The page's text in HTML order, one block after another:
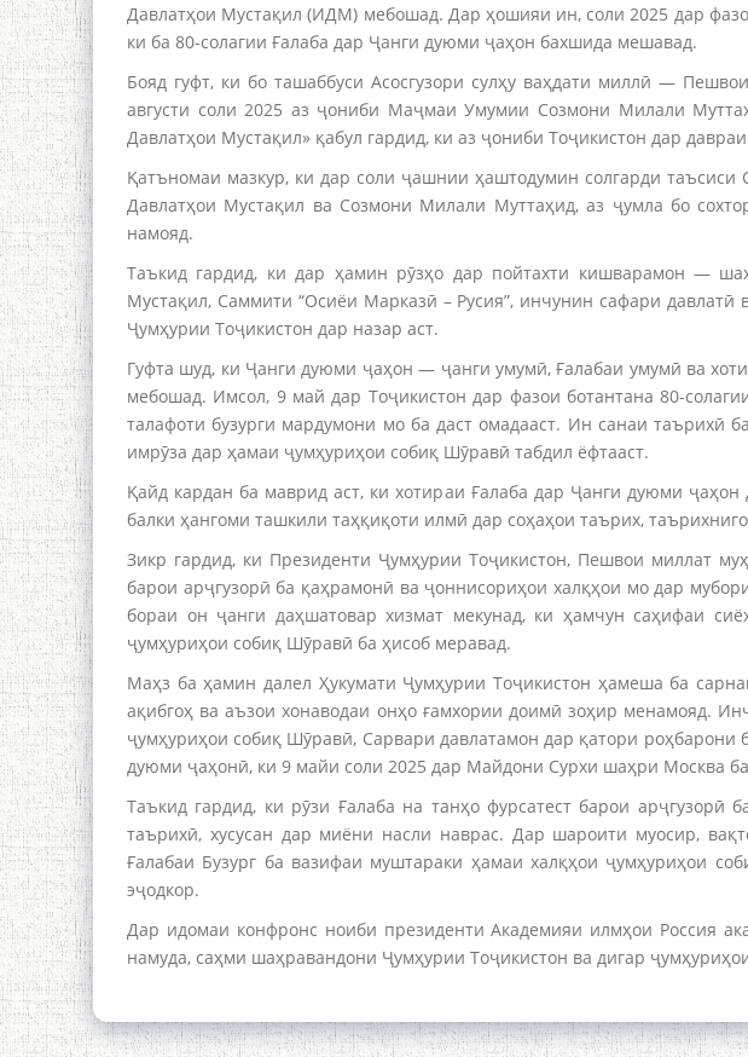
Давлатҳои Мустақил (ИДМ) мебошад. Дар ҳошияи ин, соли 2025 дар
ки ба 80-солагии Ғалаба дар Ҷанги дуюми ҷаҳон бахшида мешавад.
Бояд гуфт, ки бо ташаббуси Асосгузори сулҳу ваҳдати миллӣ —
августи соли 2025 аз ҷониби Маҷмаи Умумии Созмони Милали
Давлатҳои Мустақил» қабул гардид, ки аз ҷониби Тоҷикистон дар
Қатъномаи мазкур, ки дар соли ҷашнии ҳаштодумин солгарди
Давлатҳои Мустақил ва Созмони Милали Муттаҳид, аз ҷумла бо
намояд.
Таъкид гардид, ки дар ҳамин рӯзҳо дар пойтахти кишварамон —
Мустақил, Саммити “Осиёи Марказӣ – Русия”, инчунин сафари
Ҷумҳурии Тоҷикистон дар назар аст.
Гуфта шуд, ки Ҷанги дуюми ҷаҳон — ҷанги умумӣ, Ғалабаи умумӣ ва
мебошад. Имсол, 9 май дар Тоҷикистон дар фазои ботантана 80-
талафоти бузурги мардумони мо ба даст омадааст. Ин санаи таърихӣ
имрӯза дар ҳамаи ҷумҳуриҳои собиқ Шӯравӣ табдил ёфтааст.
Қайд кардан ба маврид аст, ки хотираи Ғалаба дар Ҷанги дуюми
балки ҳангоми ташкили таҳқиқоти илмӣ дар соҳаҳои таърих,
Зикр гардид, ки Президенти Ҷумҳурии Тоҷикистон, Пешвои миллат
барои арҷгузорӣ ба қаҳрамонӣ ва ҷоннисориҳои халқҳои мо дар
бораи он ҷанги даҳшатовар хизмат мекунад, ки ҳамчун саҳифаи
ҷумҳуриҳои собиқ Шӯравӣ ба ҳисоб меравад.
Маҳз ба ҳамин далел Ҳукумати Ҷумҳурии Тоҷикистон ҳамеша ба
ақибгоҳ ва аъзои хонаводаи онҳо ғамхории доимӣ зоҳир менамояд.
ҷумҳуриҳои собиқ Шӯравӣ, Сарвари давлатамон дар қатори
дуюми ҷаҳонӣ, ки 9 майи соли 2025 дар Майдони Сурхи шаҳри Москва
Таъкид гардид, ки рӯзи Ғалаба на танҳо фурсатест барои арҷгузорӣ
таърихӣ, хусусан дар миёни насли наврас. Дар шароити муосир,
Ғалабаи Бузург ба вазифаи муштараки ҳамаи халқҳои ҷумҳуриҳои
эҷодкор.
Дар идомаи конфронс ноиби президенти Академияи илмҳои Россия
намуда, саҳми шаҳравандони Ҷумҳурии Тоҷикистон ва дигар